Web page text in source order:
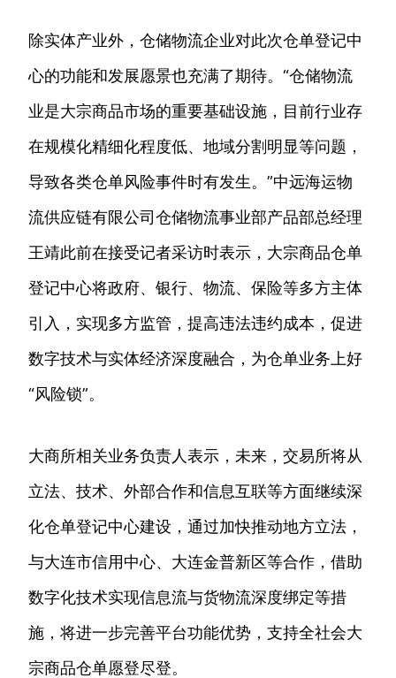
除实体产业外，仓储物流企业对此次仓单登记中
心的功能和发展愿景也充满了期待。“仓储物流
业是大宗商品市场的重要基础设施，目前行业存
在规模化精细化程度低、地域分割明显等问题，
导致各类仓单风险事件时有发生。”中远海运物
流供应链有限公司仓储物流事业部产品部总经理
王靖此前在接受记者采访时表示，大宗商品仓单
登记中心将政府、银行、物流、保险等多方主体
引入，实现多方监管，提高违法违约成本，促进
数字技术与实体经济深度融合，为仓单业务上好
“风险锁”。
大商所相关业务负责人表示，未来，交易所将从
立法、技术、外部合作和信息互联等方面继续深
化仓单登记中心建设，通过加快推动地方立法，
与大连市信用中心、大连金普新区等合作，借助
数字化技术实现信息流与货物流深度绑定等措
施，将进一步完善平台功能优势，支持全社会大
宗商品仓单愿登尽登。